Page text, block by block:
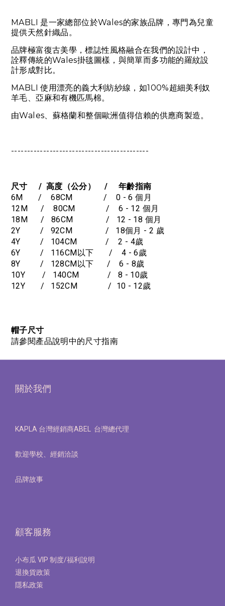
MABLI 是一家總部位於Wales的家族品牌，專門為兒童
提供天然針織品。
品牌極富復古美學，標誌性風格融合在我們的設計中，
詮釋傳統的Wales掛毯圖樣，與簡單而多功能的羅紋設
計形成對比。
MABLI使用漂亮的義大利紡紗線，如100%超細美利奴
羊毛、亞麻和有機匹馬棉。
由Wales、蘇格蘭和整個歐洲值得信賴的供應商製造。
-------------------------------------------
尺寸 / 高度（公分） / 年齡指南
6M / 68CM / 0 - 6 個月
12M / 80CM / 6 - 12 個月
18M / 86CM / 12 - 18 個月
2Y / 92CM / 18個月 - 2 歲
4Y / 104CM / 2 - 4歲
6Y / 116CM以下 / 4 - 6歲
8Y / 128CM以下 / 6 - 8歲
10Y / 140CM / 8 - 10歲
12Y / 152CM / 10 - 12歲
帽子尺寸
請參閱產品說明中的尺寸指南
關於我們
KAPLA 台灣經銷商ABEL 台灣總代理
歡迎學校、經銷洽談
品牌故事
顧客服務
小布瓜 VIP 制度/福利說明
退換貨政策
隱私政策